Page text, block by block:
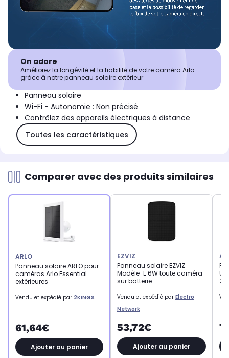
On adore
Améliorez la longévité et la fiabilité de votre caméra Arlo
grâce à notre panneau solaire extérieur
Panneau solaire
Wi-Fi - Autonomie : Non précisé
Contrôlez des appareils électriques à distance
Toutes les caractéristiques
Comparer avec des produits similaires
ARLO
Panneau solaire ARLO pour
caméras Arlo Essential
extérieures
Vendu et expédié par 2KINGS
61,64€
Ajouter au panier
EZVIZ
Panneau solaire EZVIZ
Modèle-E 6W toute caméra
sur batterie
Vendu et expédié par Electro
Network
53,72€
Ajouter au panier
2